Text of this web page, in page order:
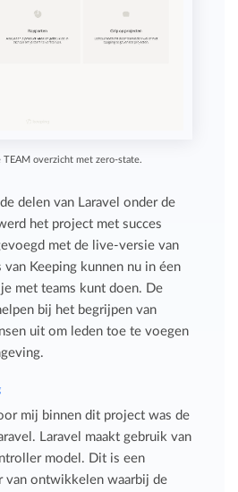
TEAM overzicht met zero-state.
delen van Laravel onder de
het project met succes
met de live-versie van
van Keeping kunnen nu in éen
met teams kunt doen. De
bij het begrijpen van
uit om leden toe te voegen
mij binnen dit project was de
Laravel maakt gebruik van
model. Dit is een
van ontwikkelen waarbij de